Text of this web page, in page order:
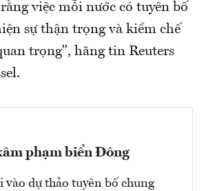
việc mỗi nước có tuyên bố
sự thận trọng và kiềm chế
trọng", hãng tin Reuters
phạm biển Đông
dự thảo tuyên bố chung